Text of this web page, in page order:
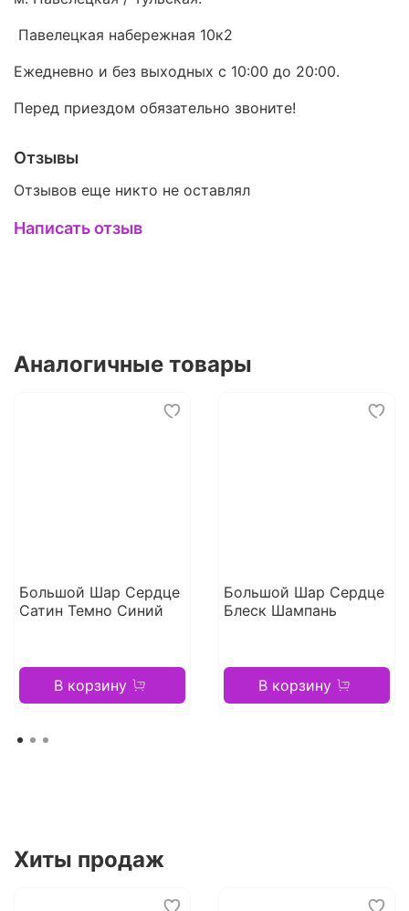
Павелецкая набережная 10к2
Ежедневно и без выходных с 10:00 до 20:00.
Перед приездом обязательно звоните!
Отзывы
Отзывов еще никто не оставлял
Написать отзыв
Аналогичные товары
Большой Шар Сердце
Сатин Темно Синий
В корзину
Большой Шар Сердце
Блеск Шампань
В корзину
Хиты продаж